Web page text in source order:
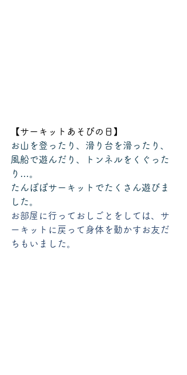
【サーキットあそびの日】
お山を登ったり、滑り台を滑ったり、
風船で遊んだり、トンネルをくぐった
り…。
たんぽぽサーキットでたくさん遊びま
した。
お部屋に行っておしごとをしては、サ
ーキットに戻って身体を動かすお友だ
ちもいました。